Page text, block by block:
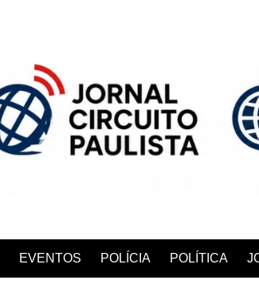
EVENTOS POLÍCIA POLÍTICA